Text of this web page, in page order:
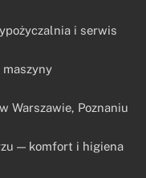
i serwis
maszyny
Warszawie, Poznaniu
— komfort i higiena